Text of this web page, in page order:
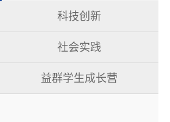
科技创新
社会实践
益群学生成长营